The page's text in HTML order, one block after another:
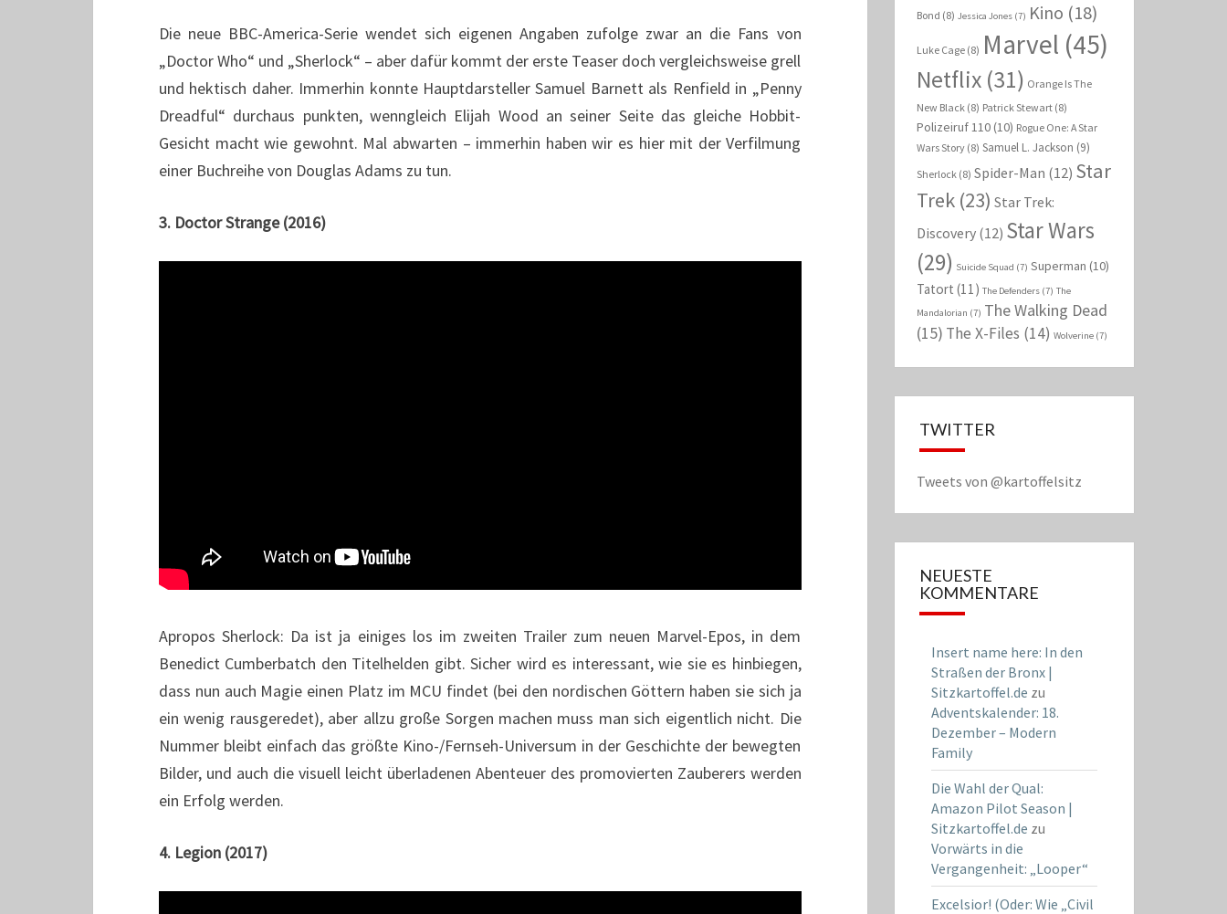
Die neue BBC-America-Serie wendet sich eigenen Angaben zufolge zwar an die Fans von
„Doctor Who“ und „Sherlock“ – aber dafür kommt der erste Teaser doch vergleichsweise grell
und hektisch daher. Immerhin konnte Hauptdarsteller Samuel Barnett als Renfield in „Penny
Dreadful“ durchaus punkten, wenngleich Elijah Wood an seiner Seite das gleiche Hobbit-
Gesicht macht wie gewohnt. Mal abwarten – immerhin haben wir es hier mit der Verfilmung
einer Buchreihe von Douglas Adams zu tun.
3. Doctor Strange (2016)
Apropos Sherlock: Da ist ja einiges los im zweiten Trailer zum neuen Marvel-Epos, in dem
Benedict Cumberbatch den Titelhelden gibt. Sicher wird es interessant, wie sie es hinbiegen,
dass nun auch Magie einen Platz im MCU findet (bei den nordischen Göttern haben sie sich ja
ein wenig rausgeredet), aber allzu große Sorgen machen muss man sich eigentlich nicht. Die
Nummer bleibt einfach das größte Kino-/Fernseh-Universum in der Geschichte der bewegten
Bilder, und auch die visuell leicht überladenen Abenteuer des promovierten Zauberers werden
ein Erfolg werden.
4. Legion (2017)
Bond (8) Jessica Jones(7) Kino (18)
Luke Cage(8) Marvel (45)
Netflix(31) Orange Is The
New Black(8) Patrick Stewart(8)
Polizeiruf 110(10) Rogue One: A Star
Wars Story(8) Samuel L. Jackson (9)
Sherlock(8) Spider-Man (12) Star
Trek(23) Star Trek:
Discovery(12) Star Wars
(29) Suicide Squad (7) Superman (10)
Tatort (11) The Defenders(7) The
Mandalorian (7) The Walking Dead
(15) The X-Files (14) Wolverine(7)
TWITTER
Tweets von @kartoffelsitz
NEUESTE
KOMMENTARE
Insert name here: In den
Straßen der Bronx |
Sitzkartoffel.de zu
Adventskalender: 18.
Dezember – Modern
Family
Die Wahl der Qual:
Amazon Pilot Season |
Sitzkartoffel.de zu
Vorwärts in die
Vergangenheit: „Looper“
Excelsior! (Oder: Wie „Civil